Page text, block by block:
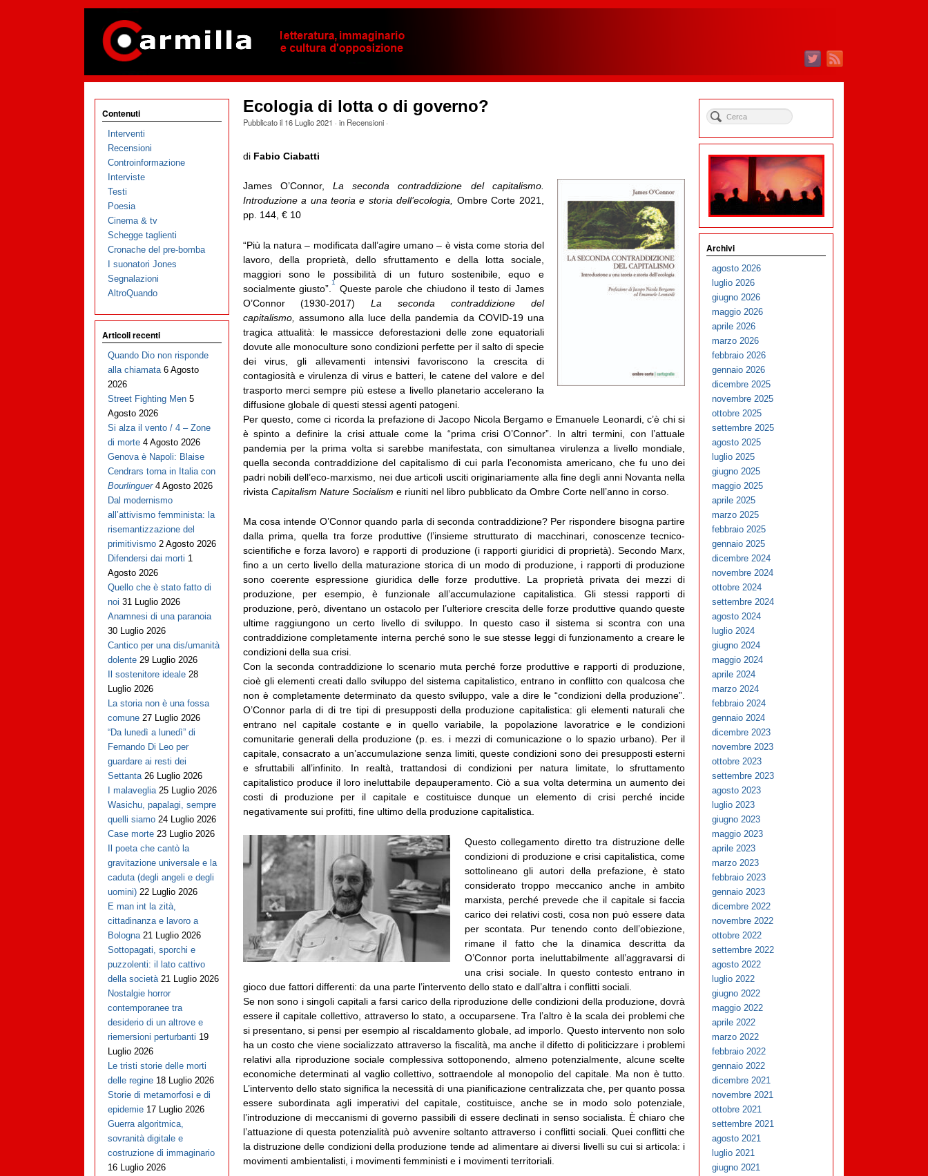
Ecologia di lotta o di governo?
Pubblicato il 16 Luglio 2021 · in Recensioni·
di Fabio Ciabatti
James O’Connor, La seconda contraddizione del capitalismo.
Introduzione a una teoria e storia dell’ecologia, Ombre Corte 2021,
pp. 144, € 10
“Più la natura – modificata dall’agire umano – è vista come storia del
lavoro, della proprietà, dello sfruttamento e della lotta sociale,
maggiori sono le possibilità di un futuro sostenibile, equo e
socialmente giusto”.
1
Queste parole che chiudono il testo di James
O’Connor (1930-2017)La seconda contraddizione del
capitalismo,
assumono alla luce della pandemia da COVID-19 una
tragica attualità: le massicce deforestazioni delle zone equatoriali
dovute alle monoculture sono condizioni perfette per il salto di specie
dei virus, gli allevamenti intensivi favoriscono la crescita di
contagiosità e virulenza di virus e batteri, le catene del valore e del
trasporto merci sempre più estese a livello planetario accelerano la
diffusione globale di questi stessi agenti patogeni.
Per questo, come ci ricorda la prefazione di Jacopo Nicola Bergamo e Emanuele Leonardi, c’è chi si
è spinto a definire la crisi attuale come la “prima crisi O’Connor”. In altri termini, con l’attuale
pandemia per la prima volta si sarebbe manifestata, con simultanea virulenza a livello mondiale,
quella seconda contraddizione del capitalismo di cui parla l’economista americano, che fu uno dei
padri nobili dell’eco-marxismo, nei due articoli usciti originariamente alla fine degli anni Novanta nella
rivista Capitalism Nature Socialism e riuniti nel libro pubblicato da Ombre Corte nell’anno in corso.
Ma cosa intende O’Connor quando parla di seconda contraddizione? Per rispondere bisogna partire
dalla prima, quella tra forze produttive (l’insieme strutturato di macchinari, conoscenze tecnico-
scientifiche e forza lavoro) e rapporti di produzione (i rapporti giuridici di proprietà). Secondo Marx,
fino a un certo livello della maturazione storica di un modo di produzione, i rapporti di produzione
sono coerente espressione giuridica delle forze produttive. La proprietà privata dei mezzi di
produzione, per esempio, è funzionale all’accumulazione capitalistica. Gli stessi rapporti di
produzione, però, diventano un ostacolo per l’ulteriore crescita delle forze produttive quando queste
ultime raggiungono un certo livello di sviluppo.
In questo caso il sistema si scontra con una
contraddizione completamente interna perché sono le sue stesse leggi di funzionamento a creare le
condizioni della sua crisi.
Con la seconda contraddizione lo scenario muta perché forze produttive e rapporti di produzione,
cioè gli elementi creati dallo sviluppo del sistema capitalistico, entrano in conflitto con qualcosa che
non è completamente determinato da questo sviluppo, vale a dire le “condizioni della produzione”.
O’Connor parla di di tre tipi di presupposti della produzione capitalistica: gli elementi naturali che
entrano nel capitale costante e in quello variabile, la popolazione lavoratrice e le condizioni
comunitarie generali della produzione (p. es. i mezzi di comunicazione o lo spazio urbano). Per il
capitale, consacrato a un’accumulazione senza limiti, queste condizioni sono dei presupposti esterni
e sfruttabili all’infinito. In realtà, trattandosi di condizioni per natura limitate, lo sfruttamento
capitalistico produce il loro ineluttabile depauperamento. Ciò a sua volta determina un aumento dei
costi di produzione per il capitale e costituisce dunque un elemento di crisi perché incide
negativamente sui profitti, fine ultimo della produzione capitalistica.
Questo collegamento diretto tra distruzione delle
condizioni di produzione e crisi capitalistica, come
sottolineano gli autori della prefazione, è stato
considerato troppo meccanico anche in ambito
marxista, perché prevede che il capitale si faccia
carico dei relativi costi, cosa non può essere data
per scontata. Pur tenendo conto dell’obiezione,
rimane il fatto che la dinamica descritta da
O’Connor porta ineluttabilmente all’aggravarsi di
una crisi sociale. In questo contesto entrano in
gioco due fattori differenti: da una parte l’intervento dello stato e dall’altra i conflitti sociali.
Se non sono i singoli capitali a farsi carico della riproduzione delle condizioni della produzione, dovrà
essere il capitale collettivo, attraverso lo stato, a occuparsene. Tra l’altro è la scala dei problemi che
si presentano, si pensi per esempio al riscaldamento globale, ad imporlo. Questo intervento non solo
ha un costo che viene socializzato attraverso la fiscalità, ma anche il difetto di politicizzare i problemi
relativi alla riproduzione sociale complessiva sottoponendo, almeno potenzialmente, alcune scelte
economiche determinati al vaglio collettivo, sottraendole al monopolio del capitale. Ma non è tutto.
L’intervento dello stato significa la necessità di una pianificazione centralizzata che, per quanto possa
essere subordinata agli imperativi del capitale, costituisce, anche se in modo solo potenziale,
l’introduzione di meccanismi di governo passibili di essere declinati in senso socialista. È chiaro che
l’attuazione di questa potenzialità può avvenire soltanto attraverso i conflitti sociali. Quei conflitti che
la distruzione delle condizioni della produzione tende ad alimentare ai diversi livelli su cui si articola: i
movimenti ambientalisti, i movimenti femministi e i movimenti territoriali.
Contenuti
Interventi
Recensioni
Controinformazione
Interviste
Testi
Poesia
Cinema & tv
Schegge taglienti
Cronache del pre-bomba
I suonatori Jones
Segnalazioni
AltroQuando
Articoli recenti
Quando Dio non risponde
alla chiamata 6 Agosto
2026
Street Fighting Men 5
Agosto 2026
Si alza il vento / 4 – Zone
di morte 4 Agosto 2026
Genova è Napoli: Blaise
Cendrars torna in Italia con
Bourlinguer 4 Agosto 2026
Dal modernismo
all’attivismo femminista: la
risemantizzazione del
primitivismo 2 Agosto 2026
Difendersi dai morti 1
Agosto 2026
Quello che è stato fatto di
noi 31 Luglio 2026
Anamnesi di una paranoia
30 Luglio 2026
Cantico per una dis/umanità
dolente 29 Luglio 2026
Il sostenitore ideale 28
Luglio 2026
La storia non è una fossa
comune 27 Luglio 2026
“Da lunedì a lunedì” di
Fernando Di Leo per
guardare ai resti dei
Settanta 26 Luglio 2026
I malaveglia 25 Luglio 2026
Wasichu, papalagi, sempre
quelli siamo 24 Luglio 2026
Case morte 23 Luglio 2026
Il poeta che cantò la
gravitazione universale e la
caduta (degli angeli e degli
uomini) 22 Luglio 2026
E man int la zità,
cittadinanza e lavoro a
Bologna 21 Luglio 2026
Sottopagati, sporchi e
puzzolenti: il lato cattivo
della società 21 Luglio 2026
Nostalgie horror
contemporanee tra
desiderio di un altrove e
riemersioni perturbanti 19
Luglio 2026
Le tristi storie delle morti
delle regine 18 Luglio 2026
Storie di metamorfosi e di
epidemie 17 Luglio 2026
Guerra algoritmica,
sovranità digitale e
costruzione di immaginario
16 Luglio 2026
Archivi
agosto 2026
luglio 2026
giugno 2026
maggio 2026
aprile 2026
marzo 2026
febbraio 2026
gennaio 2026
dicembre 2025
novembre 2025
ottobre 2025
settembre 2025
agosto 2025
luglio 2025
giugno 2025
maggio 2025
aprile 2025
marzo 2025
febbraio 2025
gennaio 2025
dicembre 2024
novembre 2024
ottobre 2024
settembre 2024
agosto 2024
luglio 2024
giugno 2024
maggio 2024
aprile 2024
marzo 2024
febbraio 2024
gennaio 2024
dicembre 2023
novembre 2023
ottobre 2023
settembre 2023
agosto 2023
luglio 2023
giugno 2023
maggio 2023
aprile 2023
marzo 2023
febbraio 2023
gennaio 2023
dicembre 2022
novembre 2022
ottobre 2022
settembre 2022
agosto 2022
luglio 2022
giugno 2022
maggio 2022
aprile 2022
marzo 2022
febbraio 2022
gennaio 2022
dicembre 2021
novembre 2021
ottobre 2021
settembre 2021
agosto 2021
luglio 2021
giugno 2021